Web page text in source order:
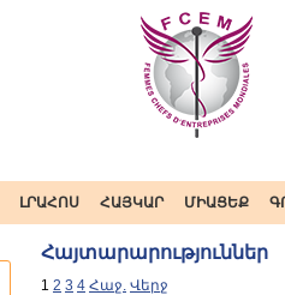
ԼՐԱՀՈՍ ՀԱՅԿԱՐ ՄԻԱՑԵՔ
Հայտարարություններ
1 2 3 4 Հաջ. Վերջ